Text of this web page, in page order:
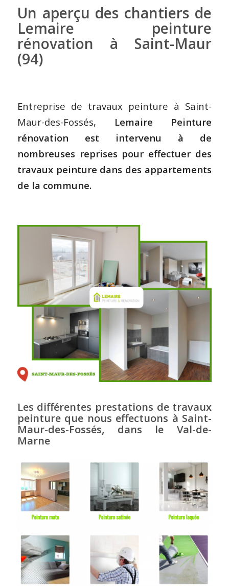
Un aperçu des chantiers de
Lemaire peinture
rénovation à Saint-Maur
(94)
Entreprise de travaux peinture à Saint-
Maur-des-Fossés, Lemaire Peinture
rénovation est intervenu à de
nombreuses reprises pour effectuer des
travaux peinture dans des appartements
de la commune.
Les différentes prestations de travaux
peinture que nous effectuons à Saint-
Maur-des-Fossés, dans le Val-de-
Marne